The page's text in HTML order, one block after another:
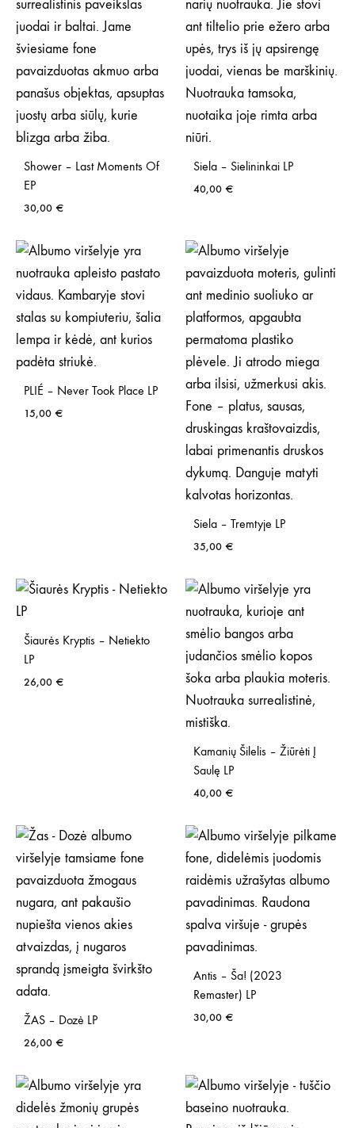
Shower – Last Moments Of
EP
30,00 €
Siela – Sielininkai LP
40,00 €
PLIÉ – Never Took Place LP
15,00 €
Siela – Tremtyje LP
35,00 €
Šiaurės Kryptis – Netiekto
LP
26,00 €
Kamanių Šilelis – Žiūrėti Į
Saulę LP
40,00 €
ŽAS – Dozė LP
26,00 €
Antis – Ša! (2023
Remaster) LP
30,00 €